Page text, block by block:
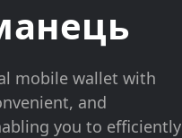
mobile wallet with
and
you to efficiently